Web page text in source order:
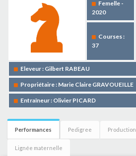
Femelle -
2020
Courses :
37
Eleveur : Gilbert RABEAU
Propriétaire : Marie Claire GRAVOUEILLE
Entraîneur : Olivier PICARD
Performances Pedigree Production
Lignée maternelle